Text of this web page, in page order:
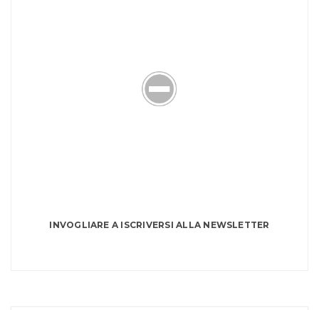
INVOGLIARE A ISCRIVERSI ALLA NEWSLETTER